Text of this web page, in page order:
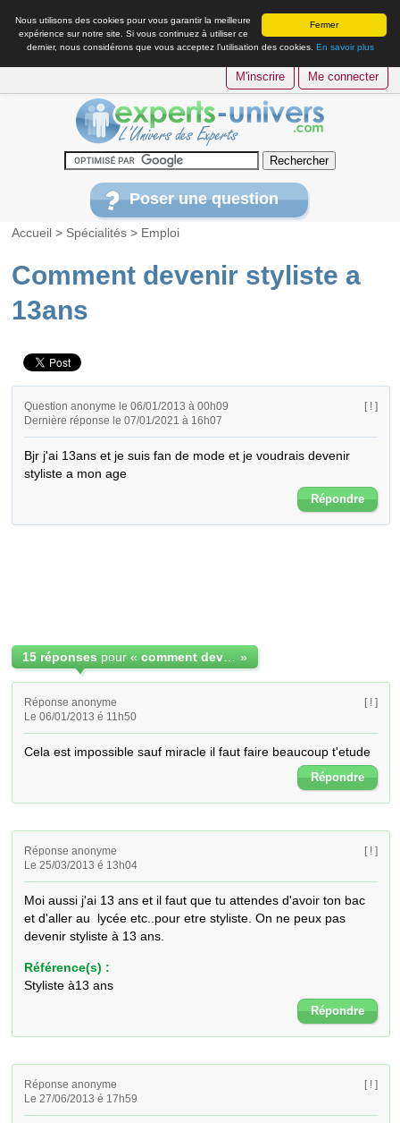
Fermer
Nous utilisons des cookies pour vous garantir la meilleure
expérience sur notre site. Si vous continuez à utiliser ce
dernier, nous considérons que vous acceptez l’utilisation des cookies. En savoir plus
M'inscrire Me connecter
Poser une question
Accueil > Spécialités > Emploi
Comment devenir styliste a
13ans
Question anonyme le 06/01/2013 à 00h09
Dernière réponse le 07/01/2021 à 16h07
[ ! ]
Bjr j'ai 13ans et je suis fan de mode et je voudrais devenir
styliste a mon age
Répondre
15 réponses pour « »
Réponse anonyme
Le 06/01/2013 é 11h50
[ ! ]
Cela est impossible sauf miracle il faut faire beaucoup t'etude
Répondre
Réponse anonyme
Le 25/03/2013 é 13h04
[ ! ]
Moi aussi j'ai 13 ans et il faut que tu attendes d'avoir ton bac
et d'aller au  lycée etc..pour etre styliste. On ne peux pas
devenir styliste à 13 ans.
Référence(s) :
Styliste à13 ans
Répondre
Réponse anonyme
Le 27/06/2013 é 17h59
[ ! ]